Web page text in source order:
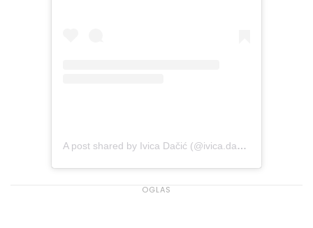
A post shared by Ivica Dačić (@ivica.dacic.rs)